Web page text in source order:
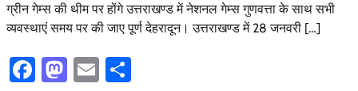
ग्रीन गेम्स की थीम पर होंगे उत्तराखण्ड में नेशनल गेम्स गुणवत्ता के साथ सभी
व्यवस्थाएं समय पर की जाए पूर्ण देहरादून। उत्तराखण्ड में 28 जनवरी […]
Facebook
Mastodon
Email